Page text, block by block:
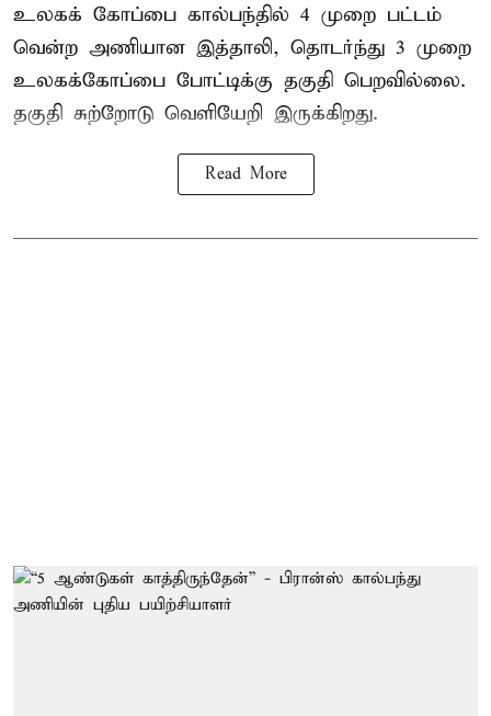
உலகக் கோப்பை கால்பந்தில் 4 முறை பட்டம்
வென்ற அணியான இத்தாலி, தொடர்ந்து 3 முறை
உலகக்கோப்பை போட்டிக்கு தகுதி பெறவில்லை.
தகுதி சுற்றோடு வெளியேறி இருக்கிறது.
Read More